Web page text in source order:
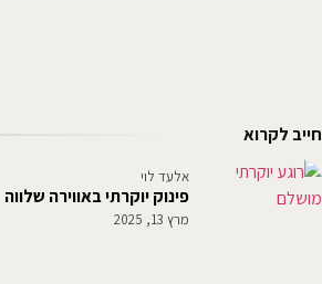
חייב לקרוא
פינוק יוקרתי באווירה שלווה
אלעד לוי
מרץ 13, 2025